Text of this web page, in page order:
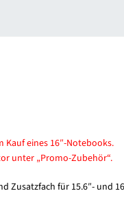
eines 16″-Notebooks.
unter „Promo-Zubehör“.
Zusatzfach für 15.6″- und